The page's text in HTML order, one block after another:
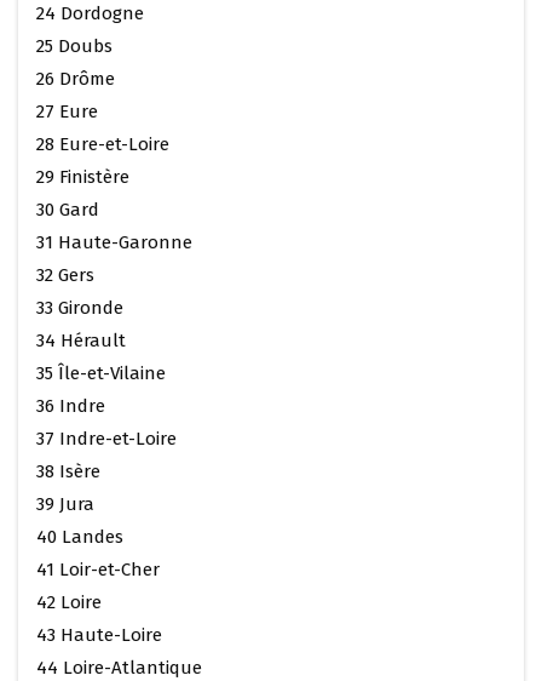
24 Dordogne
25 Doubs
26 Drôme
27 Eure
28 Eure-et-Loire
29 Finistère
30 Gard
31 Haute-Garonne
32 Gers
33 Gironde
34 Hérault
35 Île-et-Vilaine
36 Indre
37 Indre-et-Loire
38 Isère
39 Jura
40 Landes
41 Loir-et-Cher
42 Loire
43 Haute-Loire
44 Loire-Atlantique